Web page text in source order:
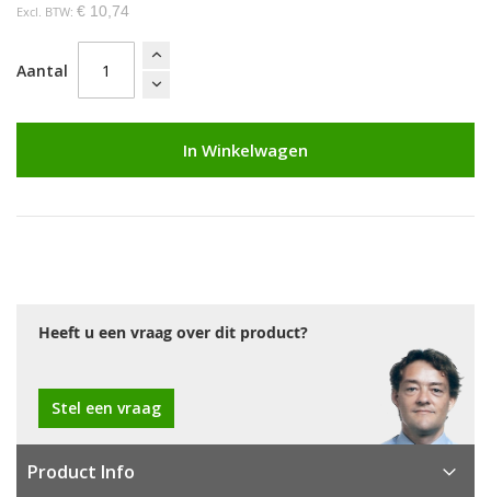
€ 10,74
Aantal
In Winkelwagen
Heeft u een vraag over dit product?
Stel een vraag
Product Info